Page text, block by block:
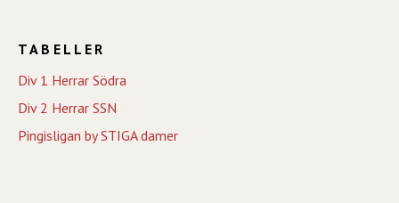
TABELLER
Div 1 Herrar Södra
Div 2 Herrar SSN
Pingisligan by STIGA damer